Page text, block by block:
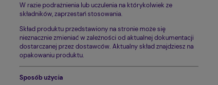
W razie podrażnienia lub uczulenia na którykolwiek ze
składników, zaprzestań stosowania.
Skład produktu przedstawiony na stronie może się
nieznacznie zmieniać w zależności od aktualnej dokumentacji
dostarczanej przez dostawców. Aktualny skład znajdziesz na
opakowaniu produktu.
Sposób użycia